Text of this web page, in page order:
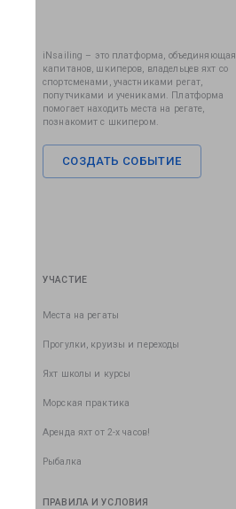
iNsailing – это платформа, объединяющая
капитанов, шкиперов, владельцев яхт со
спортсменами, участниками регат,
попутчиками и учениками. Платформа
помогает находить места на регате,
познакомит с шкипером.
СОЗДАТЬ СОБЫТИЕ
УЧАСТИЕ
Места на регаты
Прогулки, круизы и переходы
Яхт школы и курсы
Морская практика
Аренда яхт от 2-х часов!
Рыбалка
ПРАВИЛА И УСЛОВИЯ